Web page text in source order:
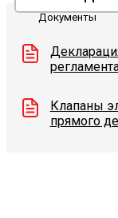
Документы
Клапаны
прямого